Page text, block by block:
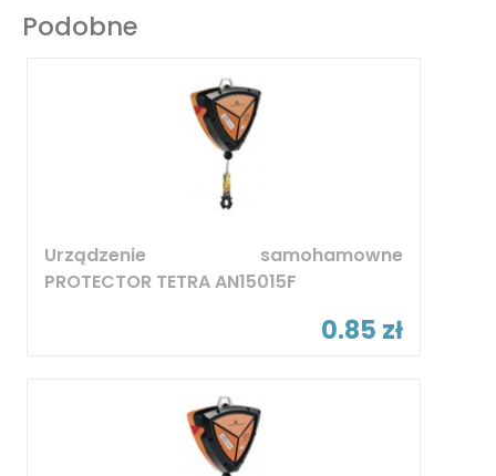
Podobne
Urządzenie samohamowne
PROTECTOR TETRA AN15015F
0.85 zł